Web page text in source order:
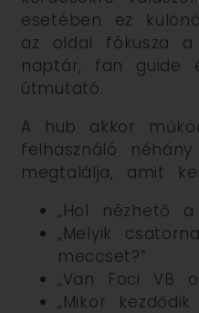
esetében ez
az oldal fókusza a
naptár, fan guide
útmutató.
A hub akkor
felhasználó
megtalálja, amit
„Hol nézhető a
„Melyik
meccset?”
„Van Foci VB
„Mikor